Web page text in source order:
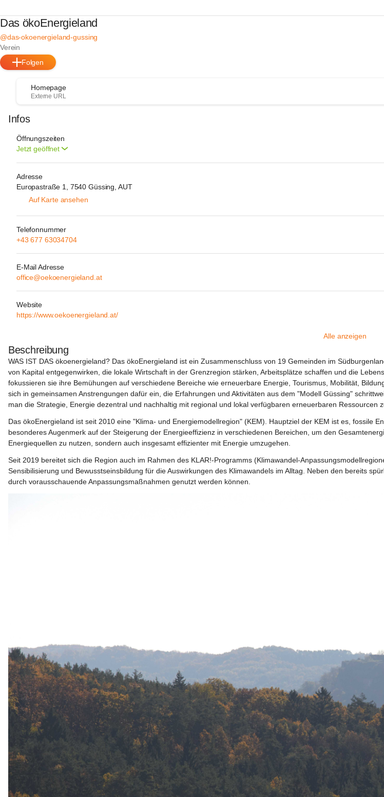
Das ökoEnergieland
@das-okoenergieland-gussing
Verein
Folgen
Homepage
Externe URL
Infos
Öffnungszeiten
Jetzt geöffnet
Adresse
Europastraße 1, 7540 Güssing, AUT
Auf Karte ansehen
Telefonnummer
+43 677 63034704
E-Mail Adresse
office@oekoenergieland.at
Website
https://www.oekoenergieland.at/
Alle anzeigen
Beschreibung
WAS IST DAS ökoenergieland? Das ökoEnergieland ist ein Zusammenschluss von 19 Gemeinden im
von Kapital entgegenwirken, die lokale Wirtschaft in der Grenzregion stärken, Arbeitsplätze schaffen und die
fokussieren sie ihre Bemühungen auf verschiedene Bereiche wie erneuerbare Energie, Tourismus, Mobilität,
sich in gemeinsamen Anstrengungen dafür ein, die Erfahrungen und Aktivitäten aus dem "Modell Güssing"
man die Strategie, Energie dezentral und nachhaltig mit regional und lokal verfügbaren erneuerbaren Ressourcen
Das ökoEnergieland ist seit 2010 eine "Klima- und Energiemodellregion" (KEM). Hauptziel der KEM ist es, fossile
besonderes Augenmerk auf der Steigerung der Energieeffizienz in verschiedenen Bereichen, um den
Energiequellen zu nutzen, sondern auch insgesamt effizienter mit Energie umzugehen.
Seit 2019 bereitet sich die Region auch im Rahmen des KLAR!-Programms (Klimawandel-
Sensibilisierung und Bewusstseinsbildung für die Auswirkungen des Klimawandels im Alltag. Neben den bereits
durch vorausschauende Anpassungsmaßnahmen genutzt werden können.